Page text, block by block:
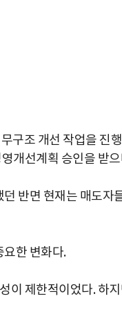
구조 개선 작업을 진
개선계획 승인을 받
반면 현재는 매도자
요한 변화다.
이 제한적이었다. 하